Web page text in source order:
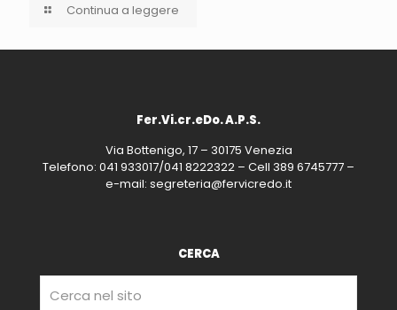
Continua a leggere
Fer.Vi.cr.eDo. A.P.S.
Via Bottenigo, 17 – 30175 Venezia
Telefono: 041 933017/041 8222322 – Cell 389 6745777 –
e-mail: segreteria@fervicredo.it
CERCA